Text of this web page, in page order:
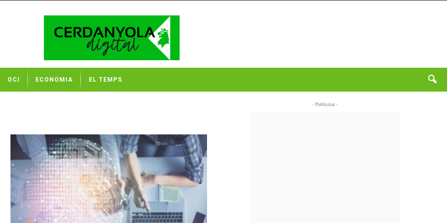
OCI ECONOMIA EL TEMPS
- Publicitat -